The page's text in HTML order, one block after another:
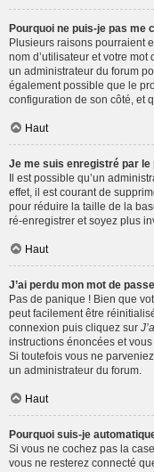
Pourquoi ne puis-je pas me
Plusieurs raisons pourraient
nom d’utilisateur et votre mot
un administrateur du forum
également possible que le
configuration de son côté, et
Haut
Je me suis enregistré par
Il est possible qu’un
effet, il est courant de
pour réduire la taille de la
ré-enregistrer et soyez plus
Haut
J’ai perdu mon mot de
Pas de panique ! Bien que
peut facilement être
connexion puis cliquez sur
instructions énoncées et
Si toutefois vous ne
un administrateur du forum.
Haut
Pourquoi suis-je
Si vous ne cochez pas la case
vous ne resterez connecté